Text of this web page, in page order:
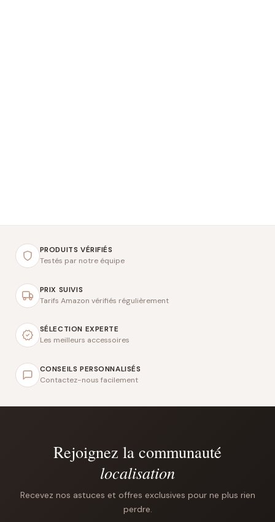
PRODUITS VÉRIFIÉS
Testés par notre équipe
PRIX SUIVIS
Tarifs Amazon vérifiés régulièrement
SÉLECTION EXPERTE
Les meilleurs accessoires
CONSEILS PERSONNALISÉS
Contactez-nous facilement
Rejoignez la communauté
localisation
Recevez nos astuces et offres exclusives pour ne plus rien
perdre.